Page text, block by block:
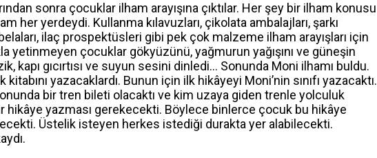
sonra çocuklar ilham arayışına çıktılar. Her şey bir ilham konusu
her yerdeydi. Kullanma kılavuzları, çikolata ambalajları, şarkı
ilaç prospektüsleri gibi pek çok malzeme ilham arayışları için
yetinmeyen çocuklar gökyüzünü, yağmurun yağışını ve güneşin
kapı gıcırtısı ve suyun sesini dinledi… Sonunda Moni ilhamı buldu.
kitabını yazacaklardı. Bunun için ilk hikâyeyi Moni’nin sınıfı yazacaktı.
bir tren bileti olacaktı ve kim uzaya giden trenle yolculuk
hikâye yazması gerekecekti. Böylece binlerce çocuk bu hikâye
Üstelik isteyen herkes istediği durakta yer alabilecekti.